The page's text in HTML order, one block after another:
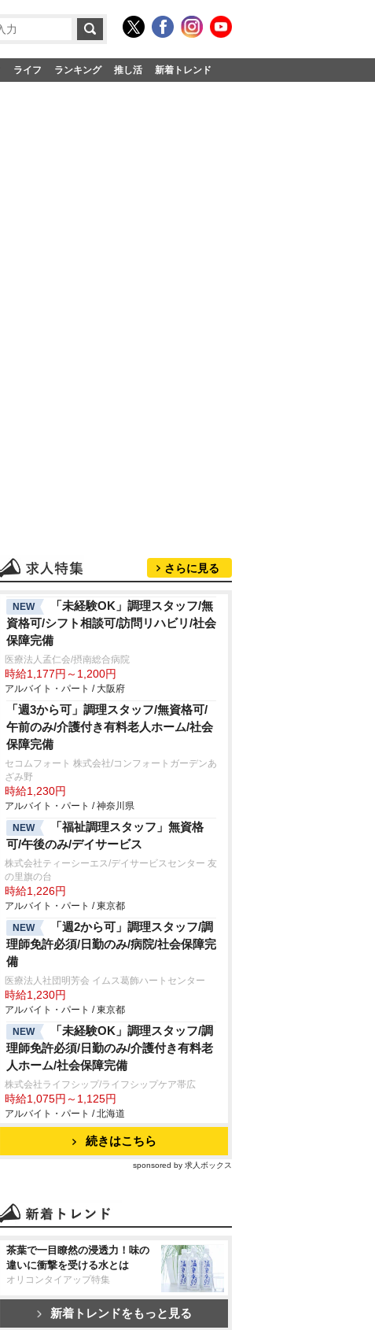
ライフ ランキング 推し活 新着トレンド
さらに見る
NEW
「未経験OK」調理スタッフ/無
資格可/シフト相談可/訪問リハビリ/社会
保障完備
医療法人孟仁会/摂南総合病院
時給1,177円～1,200円
アルバイト・パート / 大阪府
「週3から可」調理スタッフ/無資格可/
午前のみ/介護付き有料老人ホーム/社会
保障完備
セコムフォート 株式会社/コンフォートガーデンあ
ざみ野
時給1,230円
アルバイト・パート / 神奈川県
NEW
「福祉調理スタッフ」無資格
可/午後のみ/デイサービス
株式会社ティーシーエス/デイサービスセンター 友
の里旗の台
時給1,226円
アルバイト・パート / 東京都
NEW
「週2から可」調理スタッフ/調
理師免許必須/日勤のみ/病院/社会保障完
備
医療法人社団明芳会 イムス葛飾ハートセンター
時給1,230円
アルバイト・パート / 東京都
NEW
「未経験OK」調理スタッフ/調
理師免許必須/日勤のみ/介護付き有料老
人ホーム/社会保障完備
株式会社ライフシップ/ライフシップケア帯広
時給1,075円～1,125円
アルバイト・パート / 北海道
続きはこちら
sponsored by 求人ボックス
茶葉で一目瞭然の浸透力！味の
違いに衝撃を受ける水とは
オリコンタイアップ特集
新着トレンドをもっと見る